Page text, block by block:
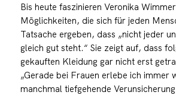
Bis heute faszinieren Veronika
Möglichkeiten, die sich für jeden
Tatsache ergeben, dass „nicht jeder
gleich gut steht.“ Sie zeigt auf, dass
gekauften Kleidung gar nicht erst
„Gerade bei Frauen erlebe ich immer
manchmal tiefgehende